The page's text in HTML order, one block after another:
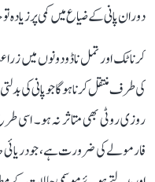
دوران پانی کے ضیاع میں کمی پر زیادہ
کرناٹک اور تمل ناڈو دونوں میں
کی طرف منتقل کرنا ہوگا جو پانی کی
روزی روٹی بھی متاثر نہ ہو۔ اسی
فارمولے کی ضرورت ہے، جو